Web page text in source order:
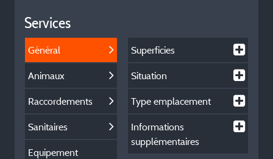
Services
Général
Animaux
Raccordements
Sanitaires
Equipement
Superficies
Situation
Type emplacement
Informations
supplémentaires